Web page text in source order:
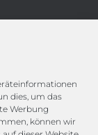
dies, um das
Werbung
können wir